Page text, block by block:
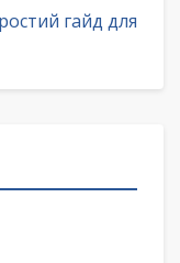
гайд для